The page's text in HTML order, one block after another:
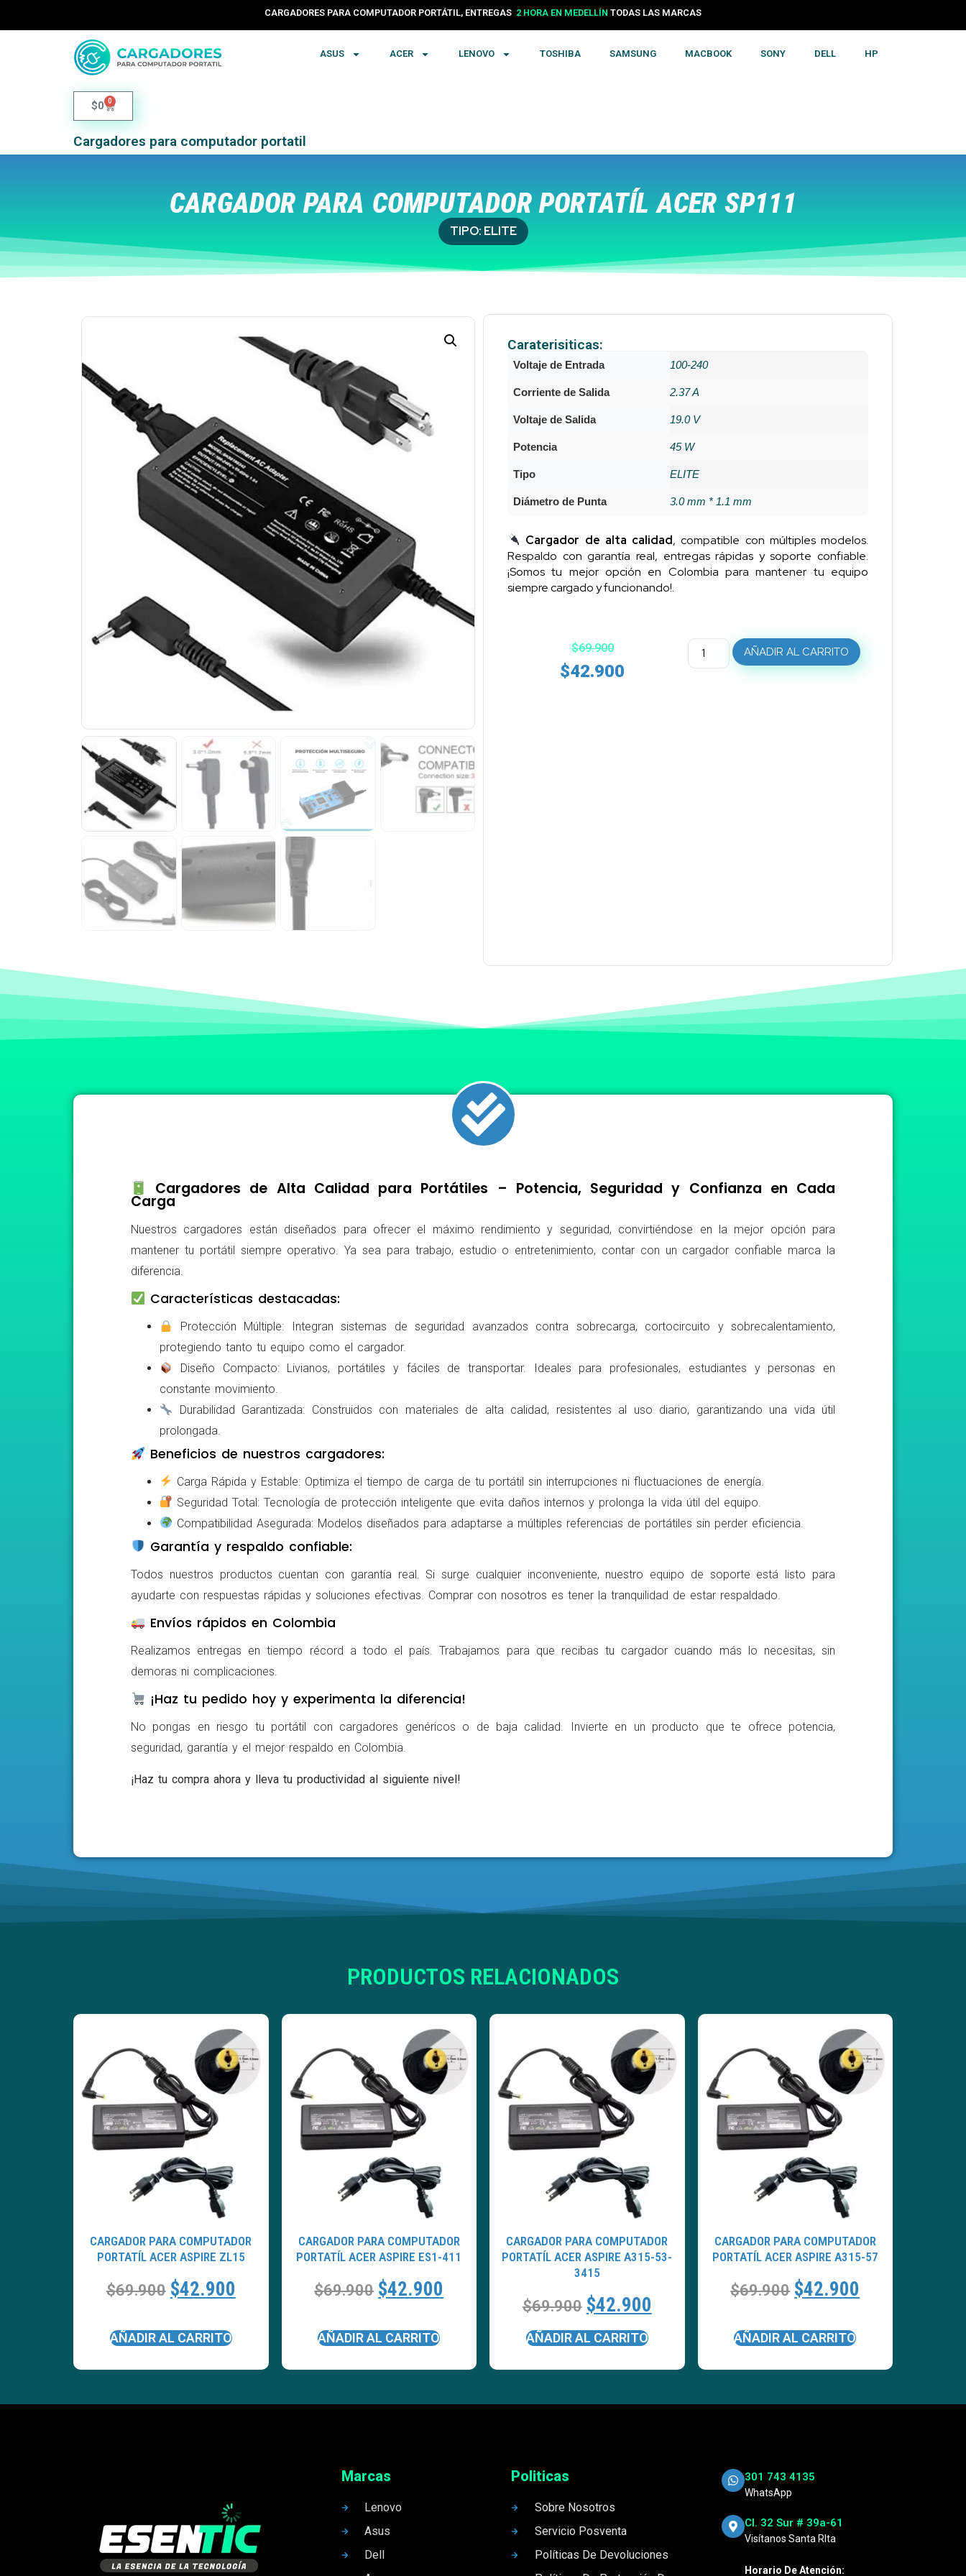
CARGADORES PARA COMPUTADOR PORTÁTIL, ENTREGAS 2 HORA EN MEDELLÍN
24 HORAS EN COLOMBIATODAS LAS MARCAS
ASUS ACER LENOVO TOSHIBA SAMSUNG MACBOOK SONY DELL HP
$0 0
Cargadores para computador portatil
CARGADOR PARA COMPUTADOR PORTATÍL ACER SP111
TIPO: ELITE
Caraterisiticas:
Voltaje de Entrada 100-240
Corriente de Salida 2.37 A
Voltaje de Salida 19.0 V
Potencia 45 W
Tipo ELITE
Diámetro de Punta 3.0 mm * 1.1 mm
Cargador de alta calidad, compatible con múltiples modelos.
Respaldo con garantía real, entregas rápidas y soporte confiable.
¡Somos tu mejor opción en Colombia para mantener tu equipo
siempre cargado y funcionando!.
$69.900
$42.900
AÑADIR AL CARRITO
Cargadores de Alta Calidad para Portátiles – Potencia, Seguridad y Confianza en Cada
Carga
Nuestros cargadores están diseñados para ofrecer el máximo rendimiento y seguridad, convirtiéndose en la mejor opción para
mantener tu portátil siempre operativo. Ya sea para trabajo, estudio o entretenimiento, contar con un cargador confiable marca la
diferencia.
Características destacadas:
Protección Múltiple: Integran sistemas de seguridad avanzados contra sobrecarga, cortocircuito y sobrecalentamiento,
protegiendo tanto tu equipo como el cargador.
Diseño Compacto: Livianos, portátiles y fáciles de transportar. Ideales para profesionales, estudiantes y personas en
constante movimiento.
Durabilidad Garantizada: Construidos con materiales de alta calidad, resistentes al uso diario, garantizando una vida útil
prolongada.
Beneficios de nuestros cargadores:
Carga Rápida y Estable: Optimiza el tiempo de carga de tu portátil sin interrupciones ni fluctuaciones de energía.
Seguridad Total: Tecnología de protección inteligente que evita daños internos y prolonga la vida útil del equipo.
Compatibilidad Asegurada: Modelos diseñados para adaptarse a múltiples referencias de portátiles sin perder eficiencia.
Garantía y respaldo confiable:
Todos nuestros productos cuentan con garantía real. Si surge cualquier inconveniente, nuestro equipo de soporte está listo para
ayudarte con respuestas rápidas y soluciones efectivas. Comprar con nosotros es tener la tranquilidad de estar respaldado.
Envíos rápidos en Colombia
Realizamos entregas en tiempo récord a todo el país. Trabajamos para que recibas tu cargador cuando más lo necesitas, sin
demoras ni complicaciones.
¡Haz tu pedido hoy y experimenta la diferencia!
No pongas en riesgo tu portátil con cargadores genéricos o de baja calidad. Invierte en un producto que te ofrece potencia,
seguridad, garantía y el mejor respaldo en Colombia.
¡Haz tu compra ahora y lleva tu productividad al siguiente nivel!
PRODUCTOS RELACIONADOS
CARGADOR PARA COMPUTADOR
PORTATÍL ACER ASPIRE ZL15
$69.900 $42.900
AÑADIR AL CARRITO
CARGADOR PARA COMPUTADOR
PORTATÍL ACER ASPIRE ES1-411
$69.900 $42.900
AÑADIR AL CARRITO
CARGADOR PARA COMPUTADOR
PORTATÍL ACER ASPIRE A315-53-
3415
$69.900 $42.900
AÑADIR AL CARRITO
CARGADOR PARA COMPUTADOR
PORTATÍL ACER ASPIRE A315-57
$69.900 $42.900
AÑADIR AL CARRITO
Marcas
Lenovo
Asus
Dell
Politicas
Sobre Nosotros
Servicio Posventa
Políticas De Devoluciones
301 743 4135
WhatsApp
Cl. 32 Sur # 39a-61
Visítanos Santa RIta
Horario De Atención: